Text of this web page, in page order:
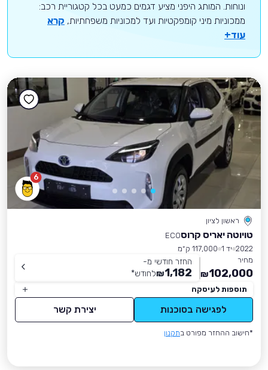
ונוחות. המותג היפני מציע דגמים כמעט בכל קטגוריית רכב:
ממכוניות מיני קומפקטיות ועד למכוניות משפחתיות, קרא
עוד+
6
ראשון לציון
טויוטה יאריס קרוסECO
2022 יד 1
117,000 ק״מ
מחיר
102,000
₪
החזר חודשי מ-
1,182
₪לחודש*
תוספות לעיסקה
לפגישה בסוכנות יצירת קשר
*חישוב ההחזר מפורט בתקנון